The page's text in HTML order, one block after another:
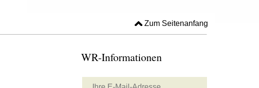
Zum Seitenanfang
WR-Informationen